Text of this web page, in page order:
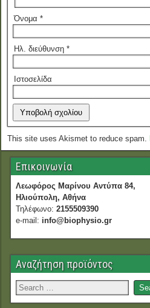
Όνομα *
Ηλ. διεύθυνση *
Ιστοσελίδα
This site uses Akismet to reduce spam.
Επικοινωνία
Λεωφόρος Μαρίνου Αντύπα 84,
Ηλιούπολη, Αθήνα
Τηλέφωνο:2155509390
e-mail: info@biophysio.gr
Αναζήτηση προϊόντος